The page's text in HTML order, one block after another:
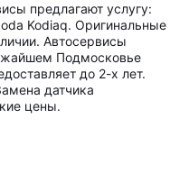
предлагают услугу:
Kodiaq. Оригинальные
Автосервисы
Подмосковье
до 2-х лет.
датчика
цены.